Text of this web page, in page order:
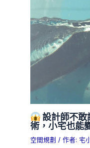
設計師不敢
術，小宅也能
空間規劃 / 作者: 宅